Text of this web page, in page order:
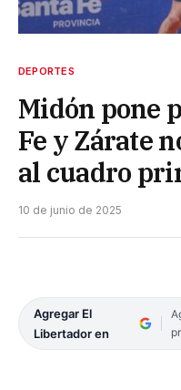
DEPORTES
Midón pone
Fe y Zárate
al cuadro
10 de junio de 2025
Agregar El
Libertador en